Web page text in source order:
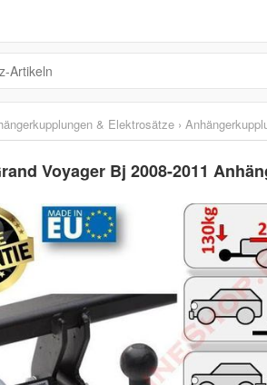
& Elektrosätze ›
Voyager Bj 2008-2011